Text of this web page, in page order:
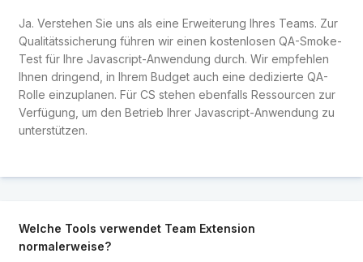
Ja. Verstehen Sie uns als eine Erweiterung Ihres Teams. Zur
Qualitätssicherung führen wir einen kostenlosen QA-Smoke-
Test für Ihre Javascript-Anwendung durch. Wir empfehlen
Ihnen dringend, in Ihrem Budget auch eine dedizierte QA-
Rolle einzuplanen. Für CS stehen ebenfalls Ressourcen zur
Verfügung, um den Betrieb Ihrer Javascript-Anwendung zu
unterstützen.
Welche Tools verwendet Team Extension
normalerweise?